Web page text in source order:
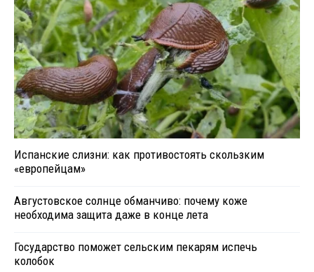
Испанские слизни: как противостоять скользким
«европейцам»
Августовское солнце обманчиво: почему коже
необходима защита даже в конце лета
Государство поможет сельским пекарям испечь
колобок